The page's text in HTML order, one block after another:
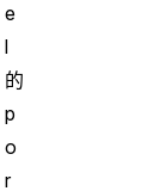
e
l
的
p
o
r